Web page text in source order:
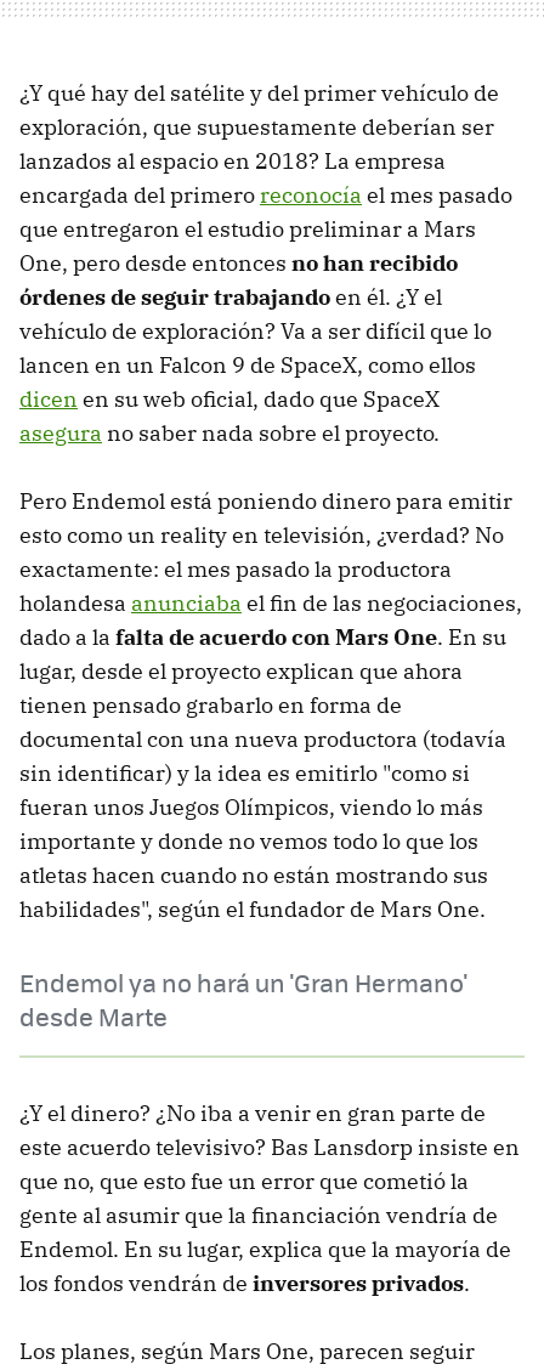
¿Y qué hay del satélite y del primer vehículo de
exploración, que supuestamente deberían ser
lanzados al espacio en 2018? La empresa
encargada del primeroreconocía el mes pasado
que entregaron el estudio preliminar a Mars
One, pero desde entonces no han recibido
órdenes de seguir trabajandoen él. ¿Y el
vehículo de exploración? Va a ser difícil que lo
lancen en un Falcon 9 de SpaceX, como ellos
dicen en su web oficial, dado que SpaceX
asegura no saber nada sobre el proyecto.
Pero Endemol está poniendo dinero para emitir
esto como un reality en televisión, ¿verdad? No
exactamente: el mes pasado la productora
holandesa anunciaba el fin de las negociaciones,
dado a la falta de acuerdo con Mars One. En su
lugar, desde el proyecto explican que ahora
tienen pensado grabarlo en forma de
documental con una nueva productora (todavía
sin identificar) y la idea es emitirlo "como si
fueran unos Juegos Olímpicos, viendo lo más
importante y donde no vemos todo lo que los
atletas hacen cuando no están mostrando sus
habilidades", según el fundador de Mars One.
Endemol ya no hará un 'Gran Hermano'
desde Marte
¿Y el dinero? ¿No iba a venir en gran parte de
este acuerdo televisivo? Bas Lansdorp insiste en
que no, que esto fue un error que cometió la
gente al asumir que la financiación vendría de
Endemol. En su lugar, explica que la mayoría de
los fondos vendrán de inversores privados.
Los planes, según Mars One, parecen seguir